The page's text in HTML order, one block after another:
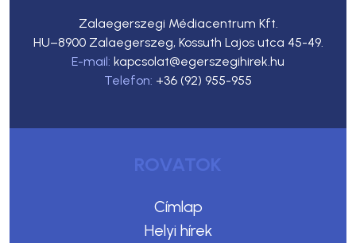
Zalaegerszegi Médiacentrum Kft.
HU–8900 Zalaegerszeg, Kossuth Lajos utca 45-49.
E-mail: kapcsolat@egerszegihirek.hu
Telefon: +36 (92) 955-955
ROVATOK
Címlap
Helyi hírek